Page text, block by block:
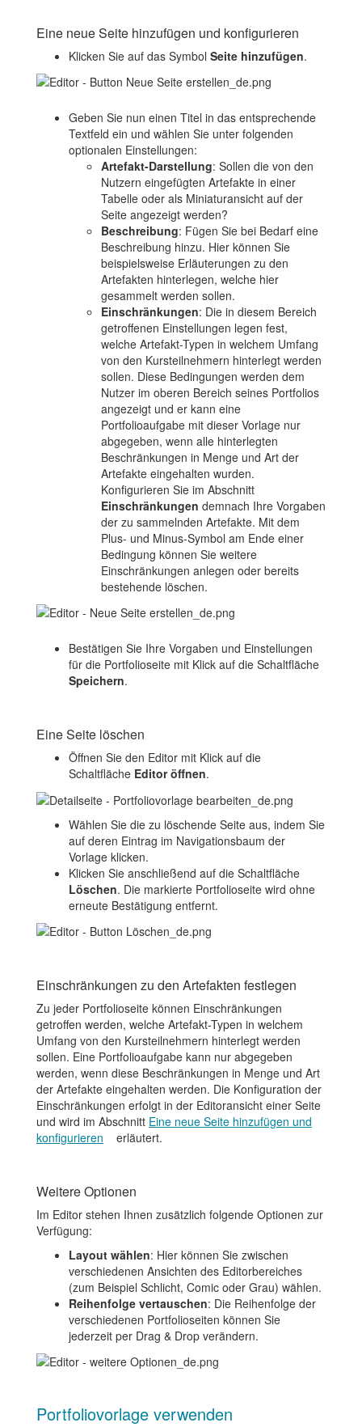
Eine neue Seite hinzufügen und konfigurieren
Klicken Sie auf das Symbol Seite hinzufügen.
Geben Sie nun einen Titel in das entsprechende
Textfeld ein und wählen Sie unter folgenden
optionalen Einstellungen:
Artefakt-Darstellung: Sollen die von den
Nutzern eingefügten Artefakte in einer
Tabelle oder als Miniaturansicht auf der
Seite angezeigt werden?
Beschreibung: Fügen Sie bei Bedarf eine
Beschreibung hinzu. Hier können Sie
beispielsweise Erläuterungen zu den
Artefakten hinterlegen, welche hier
gesammelt werden sollen.
Einschränkungen: Die in diesem Bereich
getroffenen Einstellungen legen fest,
welche Artefakt-Typen in welchem Umfang
von den Kursteilnehmern hinterlegt werden
sollen. Diese Bedingungen werden dem
Nutzer im oberen Bereich seines Portfolios
angezeigt und er kann eine
Portfolioaufgabe mit dieser Vorlage nur
abgegeben, wenn alle hinterlegten
Beschränkungen in Menge und Art der
Artefakte eingehalten wurden.
Konfigurieren Sie im Abschnitt
Einschränkungen demnach Ihre Vorgaben
der zu sammelnden Artefakte. Mit dem
Plus- und Minus-Symbol am Ende einer
Bedingung können Sie weitere
Einschränkungen anlegen oder bereits
bestehende löschen.
Bestätigen Sie Ihre Vorgaben und Einstellungen
für die Portfolioseite mit Klick auf die Schaltfläche
Speichern.
Eine Seite löschen
Öffnen Sie den Editor mit Klick auf die
Schaltfläche Editor öffnen.
Wählen Sie die zu löschende Seite aus, indem Sie
auf deren Eintrag im Navigationsbaum der
Vorlage klicken.
Klicken Sie anschließend auf die Schaltfläche
Löschen. Die markierte Portfolioseite wird ohne
erneute Bestätigung entfernt.
Einschränkungen zu den Artefakten festlegen
Zu jeder Portfolioseite können Einschränkungen
getroffen werden, welche Artefakt-Typen in welchem
Umfang von den Kursteilnehmern hinterlegt werden
sollen. Eine Portfolioaufgabe kann nur abgegeben
werden, wenn diese Beschränkungen in Menge und Art
der Artefakte eingehalten werden. Die Konfiguration der
Einschränkungen erfolgt in der Editoransicht einer Seite
und wird im Abschnitt Eine neue Seite hinzufügen und
konfigurieren
erläutert.
Weitere Optionen
Im Editor stehen Ihnen zusätzlich folgende Optionen zur
Verfügung:
Layout wählen: Hier können Sie zwischen
verschiedenen Ansichten des Editorbereiches
(zum Beispiel Schlicht, Comic oder Grau) wählen.
Reihenfolge vertauschen: Die Reihenfolge der
verschiedenen Portfolioseiten können Sie
jederzeit per Drag & Drop verändern.
Portfoliovorlage verwenden